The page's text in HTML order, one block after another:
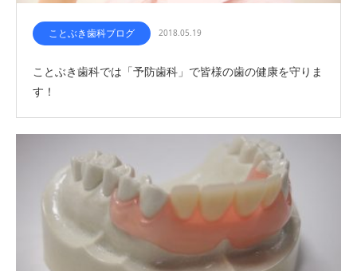
ことぶき歯科ブログ 2018.05.19
ことぶき歯科では「予防歯科」で皆様の歯の健康を守りま
す！